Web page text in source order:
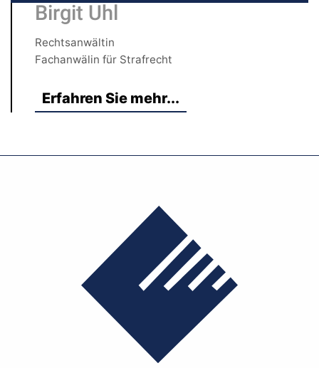
Birgit Uhl
Rechtsanwältin
Fachanwälin für Strafrecht
Erfahren Sie mehr...